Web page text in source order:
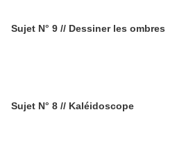
Sujet N° 9 // Dessiner les ombres
Sujet N° 8 // Kaléidoscope